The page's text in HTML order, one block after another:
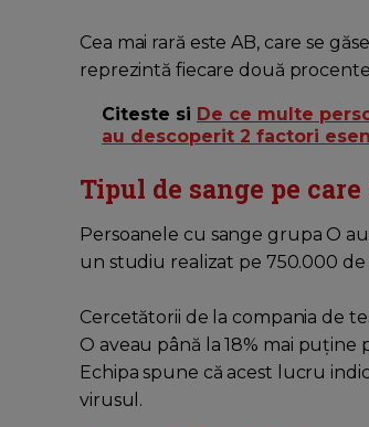
Cea mai rară este AB, care se
reprezintă fiecare două
Citeste si De ce multe
au descoperit 2 factori
Tipul de sange pe
Persoanele cu sange grupa O
un studiu realizat pe 750.000 de
Cercetătorii de la compania de
O aveau până la 18% mai puține
Echipa spune că acest lucru
virusul.